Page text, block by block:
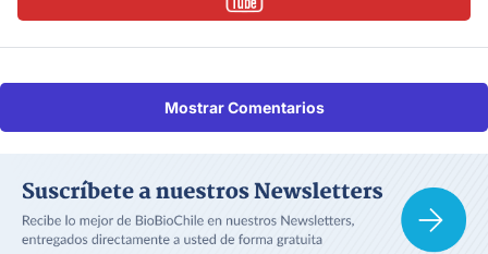
Mostrar Comentarios